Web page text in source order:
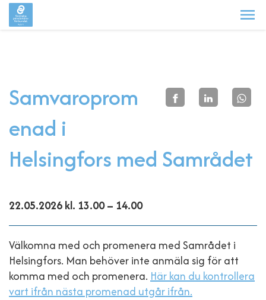
Samvaroprom
enad i
Helsingfors med Samrådet
22.05.2026 kl. 13.00 – 14.00
Välkomna med och promenera med Samrådet i
Helsingfors. Man behöver inte anmäla sig för att
komma med och promenera. Här kan du kontrollera
vart ifrån nästa promenad utgår ifrån.